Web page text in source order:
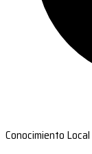
Conocimiento Local